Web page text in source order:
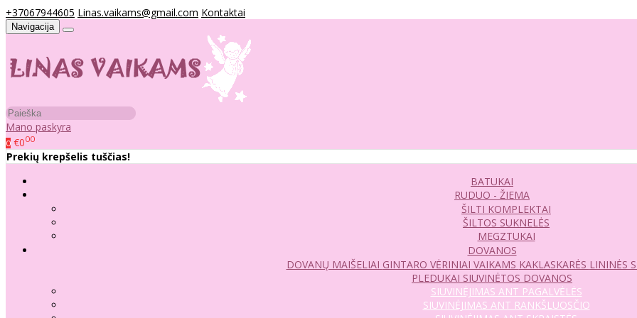
+37067944605 Linas.vaikams@gmail.com Kontaktai
Navigacija
Mano paskyra
0 €000
Prekių krepšelis tuščias!
BATUKAI
RUDUO - ŽIEMA
ŠILTI KOMPLEKTAI
ŠILTOS SUKNELĖS
MEGZTUKAI
DOVANOS
DOVANŲ MAIŠELIAI GINTARO VĖRINIAI VAIKAMS KAKLASKARĖS LININĖS
PLEDUKAI SIUVINĖTOS DOVANOS
SIUVINĖJIMAS ANT PAGALVĖLĖS
SIUVINĖJIMAS ANT RANKŠLUOSČIO